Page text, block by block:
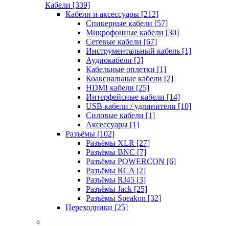
Кабели [339]
Кабели и аксессуары [212]
Спикерные кабели [57]
Микрофонные кабели [30]
Сетевые кабели [67]
Инструментальный кабель [1]
Аудиокабели [3]
Кабельные оплетки [1]
Коаксиальные кабели [2]
HDMI кабели [25]
Интерфейсные кабели [14]
USB кабели / удлинители [10]
Силовые кабели [1]
Аксессуары [1]
Разъёмы [102]
Разъёмы XLR [27]
Разъёмы BNC [7]
Разъёмы POWERCON [6]
Разъёмы RCA [2]
Разъёмы RJ45 [3]
Разъёмы Jack [25]
Разъёмы Speakon [32]
Переходники [25]